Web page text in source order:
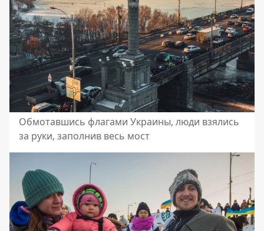
Обмотавшись флагами Украины, люди взялись
за руки, заполнив весь мост